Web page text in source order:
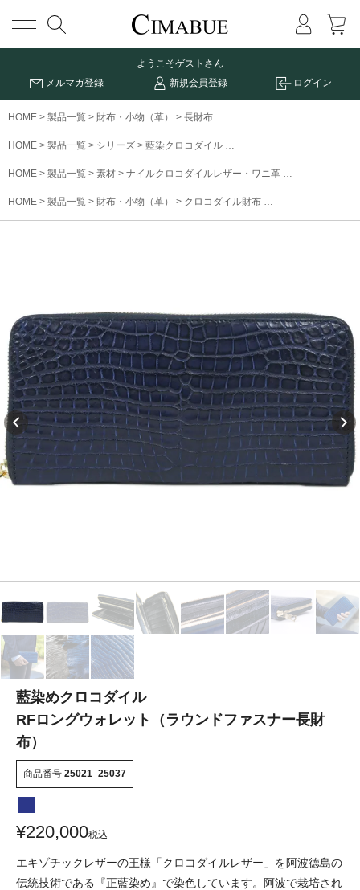
メニュー
ようこそゲストさん
メルマガ登録
新規会員登録 ログイン
HOME 製品一覧 財布・小物（革） 長財布 藍染めクロコダイルRFロング
HOME 製品一覧 シリーズ 藍染クロコダイル 藍染めクロコダイルRFロン
HOME 製品一覧 素材 ナイルクロコダイルレザー・ワニ革 藍染めクロコ
HOME 製品一覧 財布・小物（革） クロコダイル財布 藍染めクロコダイ
藍染めクロコダイル
RFロングウォレット（ラウンドファスナー長財
布）
商品番号 25021_25037
¥220,000税込
エキゾチックレザーの王様「クロコダイルレザー」を阿波徳島の
伝統技術である『正藍染め』で染色しています。阿波で栽培され